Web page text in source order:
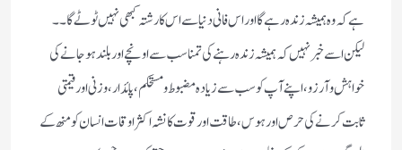
ہے کہ وہ ہمیشہ زندہ رہے گا اور اس فانی دنیا سے اس کا رشتہ کبھی نہیں ٹوٹے گا۔۔
لیکن اسے خبر نہیں کہ ہمیشہ زندہ رہنے کی تمنا سب سے اونچے اور بلند ہوجانے کی
خواہش و آرزو، اپنے آپ کو سب سے زیادہ مضبوط و مستحکم، پائدار، وزنی اور قیمتی
ثابت کرنے کی حرص اور ہوس، طاقت اور قوت کا نشہ اکثر اوقات انسان کو منھ کے